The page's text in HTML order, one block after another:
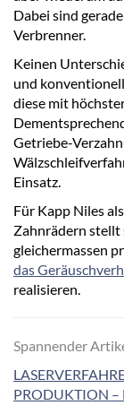
Dabei sind
Verbrenner.
Keinen
und
diese mit
Getriebe-
Einsatz.
Für Kapp Niles
Zahnrädern stellt
gleichermassen
das
realisieren.
Spannender
PRODUKTION –